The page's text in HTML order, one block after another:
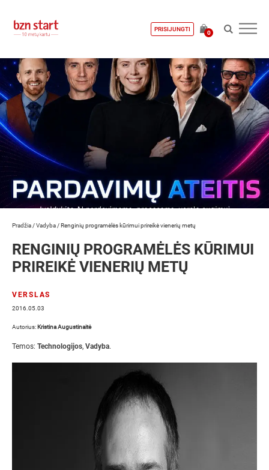
PRISIJUNGTI
0
Pradžia /Vadyba /Renginių programėlės kūrimui prireikė vienerių metų
RENGINIŲ PROGRAMĖLĖS KŪRIMUI
PRIREIKĖ VIENERIŲ METŲ
VERSLAS
2016.05.03
Autorius: Kristina Augustinaitė
Temos: Technologijos, Vadyba.